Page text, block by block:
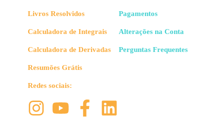
Livros Resolvidos
Calculadora de Integrais
Calculadora de Derivadas
Resumões Grátis
Redes sociais:
Pagamentos
Alterações na Conta
Perguntas Frequentes